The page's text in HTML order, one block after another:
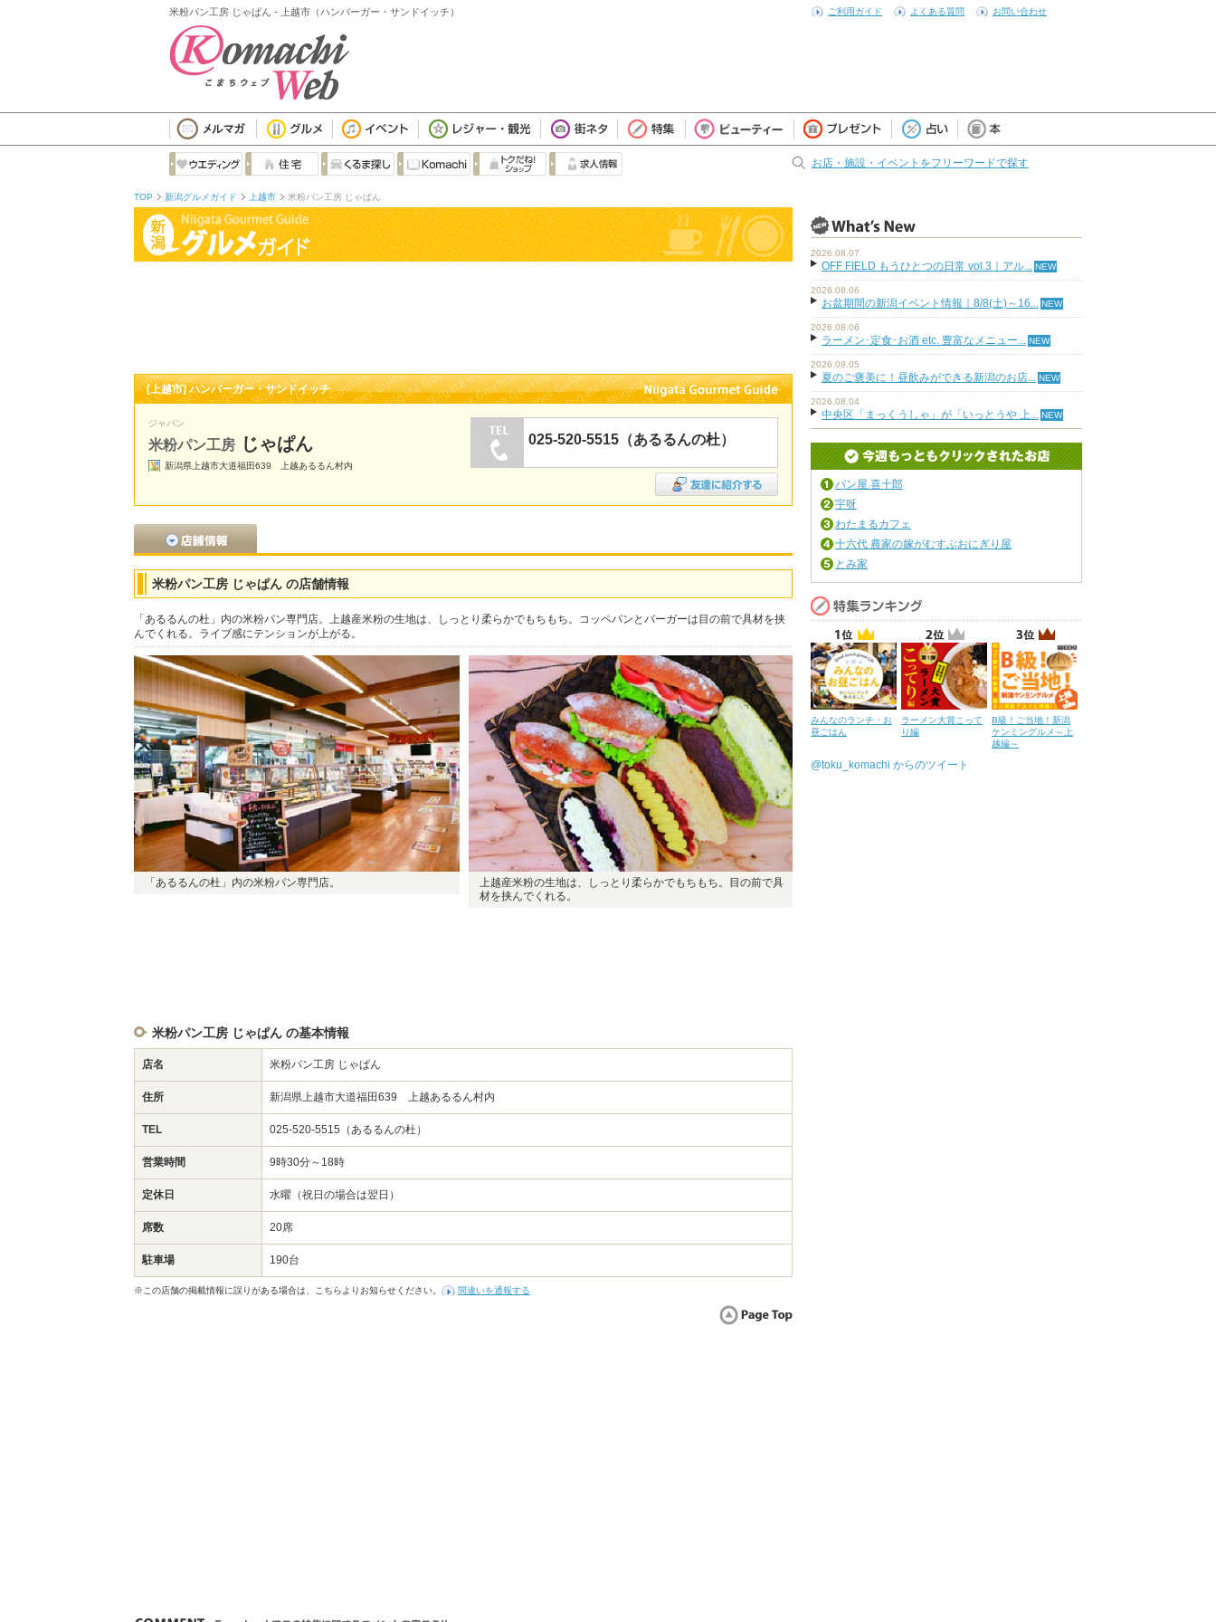
米粉パン工房 じゃぱん - 上越市（ハンバーガー・サンドイッチ） ご利用ガイド よくある質問 お問い合わせ
お店・施設・イベントをフリーワードで探す
TOP 新潟グルメガイド 上越市 米粉パン工房 じゃぱん
[上越市] ハンバーガー・サンドイッチ
ジャパン
米粉パン工房 じゃぱん
新潟県上越市大道福田639 上越あるるん村内
025-520-5515（あるるんの杜）
米粉パン工房 じゃぱん の店舗情報
「あるるんの杜」内の米粉パン専門店。上越産米粉の生地は、しっとり柔らかでもちもち。コッペパンとバーガーは目の前で具材を挟
んでくれる。ライブ感にテンションが上がる。
「あるるんの杜」内の米粉パン専門店。
上越産米粉の生地は、しっとり柔らかでもちもち。目の前で具
材を挟んでくれる。
米粉パン工房 じゃぱん の基本情報
店名 米粉パン工房 じゃぱん
住所 新潟県上越市大道福田639 上越あるるん村内
TEL 025-520-5515（あるるんの杜）
営業時間 9時30分～18時
定休日 水曜（祝日の場合は翌日）
席数 20席
駐車場 190台
※この店舗の掲載情報に誤りがある場合は、こちらよりお知らせください。 間違いを通報する
2026.08.07
OFF FIELD もうひとつの日常 vol.3｜アル...
2026.08.06
お盆期間の新潟イベント情報｜8/8(土)～16...
2026.08.06
ラーメン･定食･お酒 etc. 豊富なメニュー...
2026.08.05
夏のご褒美に！昼飲みができる新潟のお店...
2026.08.04
中央区「まっくうしゃ」が「いっとうや 上...
パン屋 喜十郎
宇呀
わたまるカフェ
十六代 農家の嫁がむすぶおにぎり屋
とみ家
みんなのランチ・お
昼ごはん
ラーメン大賞こって
り編
B級！ご当地！新潟
ケンミングルメ～上
越編～
@toku_komachi からのツイート